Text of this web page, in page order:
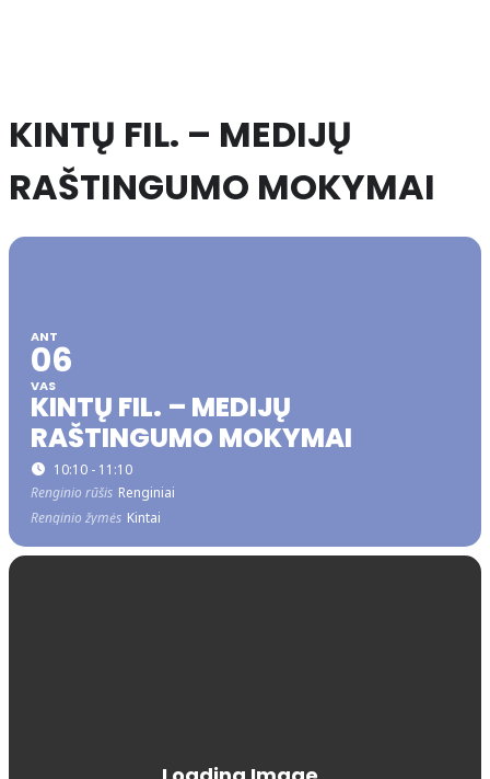
KINTŲ FIL. – MEDIJŲ
RAŠTINGUMO MOKYMAI
ANT
06
VAS
KINTŲ FIL. – MEDIJŲ
RAŠTINGUMO MOKYMAI
10:10 - 11:10
Renginio rūšis Renginiai
Renginio žymės Kintai